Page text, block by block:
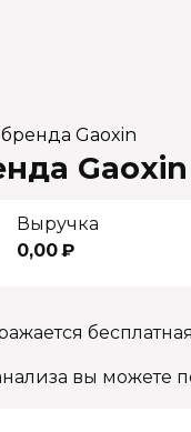
Gaoxin
Выручка
0,00 ₽
вы можете